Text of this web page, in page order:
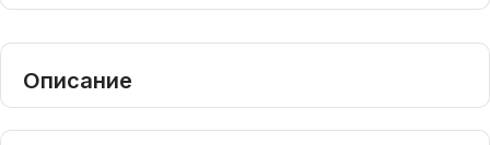
Описание